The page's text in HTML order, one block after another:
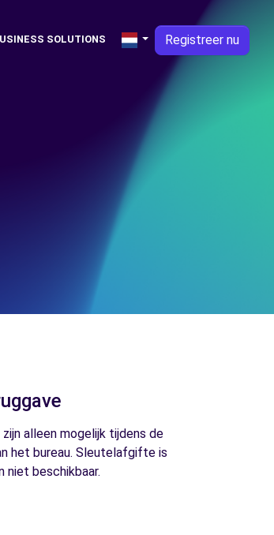
SOLUTIONS Registreer nu
alleen mogelijk tijdens de
het bureau. Sleutelafgifte is
niet beschikbaar.